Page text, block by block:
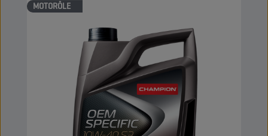
MOTORÖLE